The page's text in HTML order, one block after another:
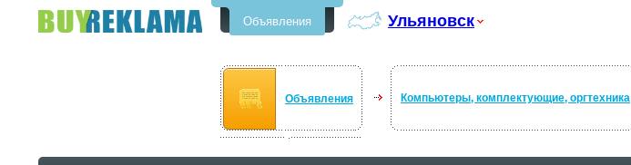
Объявления Ульяновск
Объявления Компьютеры, комплектующие, оргтехника